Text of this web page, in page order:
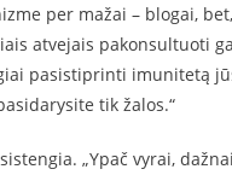
per mažai – blogai, bet,
atvejais pakonsultuoti
pasistiprinti imunitetą
tik žalos.“
„Ypač vyrai, dažnai